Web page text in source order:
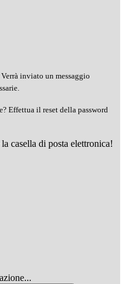
Verrà inviato un messaggio
Effettua il reset della password
casella di posta elettronica!